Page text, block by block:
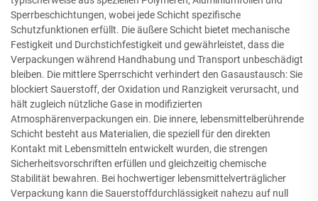
Sperrbeschichtungen, wobei jede Schicht spezifische
Schutzfunktionen erfüllt. Die äußere Schicht bietet mechanische
Festigkeit und Durchstichfestigkeit und gewährleistet, dass die
Verpackungen während Handhabung und Transport unbeschädigt
bleiben. Die mittlere Sperrschicht verhindert den Gasaustausch: Sie
blockiert Sauerstoff, der Oxidation und Ranzigkeit verursacht, und
hält zugleich nützliche Gase in modifizierten
Atmosphärenverpackungen ein. Die innere, lebensmittelberührende
Schicht besteht aus Materialien, die speziell für den direkten
Kontakt mit Lebensmitteln entwickelt wurden, die strengen
Sicherheitsvorschriften erfüllen und gleichzeitig chemische
Stabilität bewahren. Bei hochwertiger lebensmittelverträglicher
Verpackung kann die Sauerstoffdurchlässigkeit nahezu auf null